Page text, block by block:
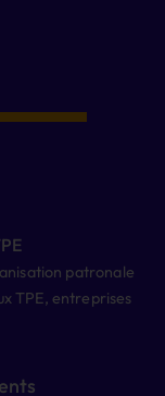
patronale
TPE, entreprises